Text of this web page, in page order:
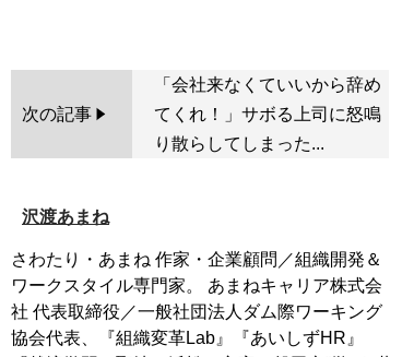
次の記事
「会社来なくていいから辞め
てくれ！」サボる上司に怒鳴
り散らしてしまった...
沢渡あまね
さわたり・あまね 作家・企業顧問／組織開発＆
ワークスタイル専門家。 あまねキャリア株式会
社 代表取締役／一般社団法人ダム際ワーキング
協会代表、『組織変革Lab』『あいしずHR』